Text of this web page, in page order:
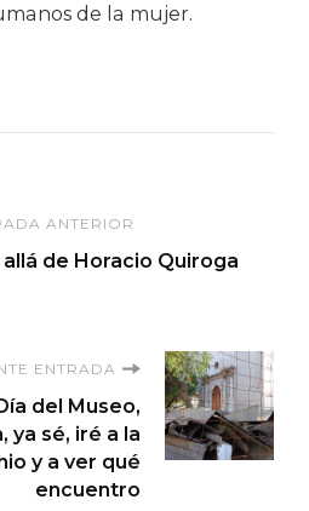
de la mujer.
ANTERIOR
allá de Horacio Quiroga
ENTRADA
del Museo,
ya sé, iré a la
y a ver qué
encuentro